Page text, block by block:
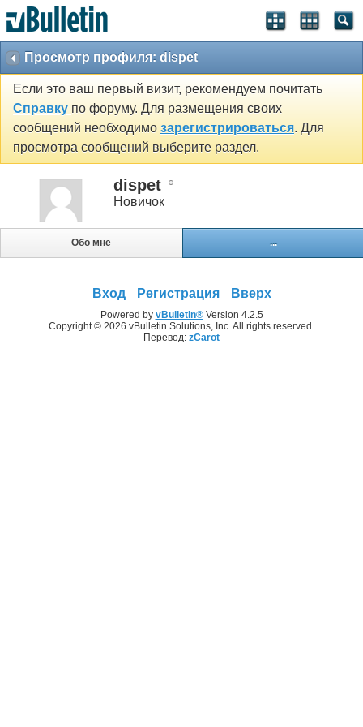
Просмотр профиля: dispet
Если это ваш первый визит, рекомендуем почитать
Справку по форуму. Для размещения своих
сообщений необходимо зарегистрироваться. Для
просмотра сообщений выберите раздел.
dispet
Новичок
Обо мне ...
Вход Регистрация Вверх
Powered by vBulletin®Version 4.2.5
Copyright © 2026 vBulletin Solutions, Inc. All rights reserved.
Перевод: zCarot